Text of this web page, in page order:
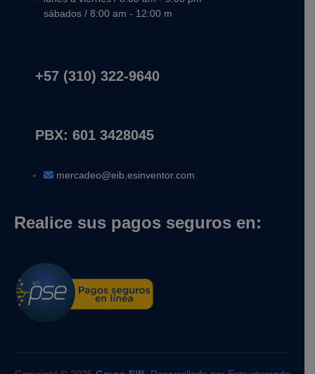
sábados / 8:00 am - 12:00 m
+57 (310) 322-9640
PBX: 601 3428045
mercadeo@eib.esinventor.com
Realice sus pagos seguros en: